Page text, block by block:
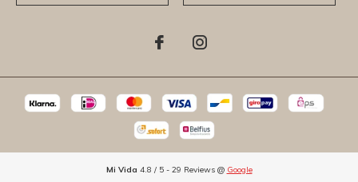
Mi Vida 4.8 / 5- 29 Reviews @ Google